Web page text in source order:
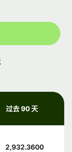
过去 90 天
2,932.3600